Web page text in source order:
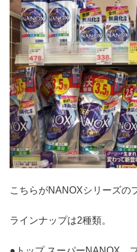
こちらがNANOXシリーズの
ラインナップは2種類。